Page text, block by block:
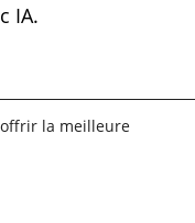
IA.
la meilleure
bannière des cookies